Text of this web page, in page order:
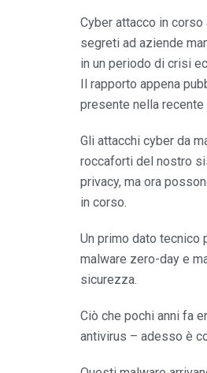
Cyber attacco in
segreti ad aziende
in un periodo di crisi
Il rapporto appena
presente nella recente
Gli attacchi cyber da
roccaforti del nostro
privacy, ma ora
in corso.
Un primo dato tecnico
malware zero-day e
sicurezza.
Ciò che pochi anni fa
antivirus – adesso è